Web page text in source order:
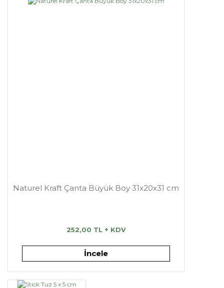
Naturel Kraft Çanta Büyük Boy 31x20x31 cm
252,00 TL + KDV
İncele